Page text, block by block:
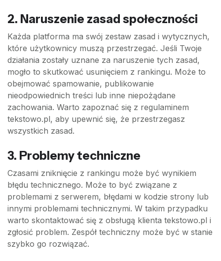
2. Naruszenie zasad społeczności
Każda platforma ma swój zestaw zasad i wytycznych,
które użytkownicy muszą przestrzegać. Jeśli Twoje
działania zostały uznane za naruszenie tych zasad,
mogło to skutkować usunięciem z rankingu. Może to
obejmować spamowanie, publikowanie
nieodpowiednich treści lub inne niepożądane
zachowania. Warto zapoznać się z regulaminem
tekstowo.pl, aby upewnić się, że przestrzegasz
wszystkich zasad.
3. Problemy techniczne
Czasami zniknięcie z rankingu może być wynikiem
błędu technicznego. Może to być związane z
problemami z serwerem, błędami w kodzie strony lub
innymi problemami technicznymi. W takim przypadku
warto skontaktować się z obsługą klienta tekstowo.pl i
zgłosić problem. Zespół techniczny może być w stanie
szybko go rozwiązać.